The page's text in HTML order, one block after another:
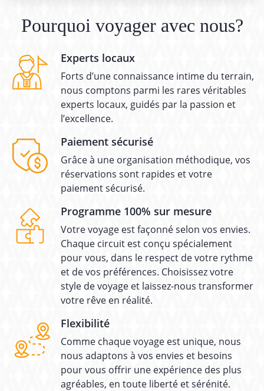
Pourquoi voyager avec nous?
Experts locaux
Forts d’une connaissance intime du terrain,
nous comptons parmi les rares véritables
experts locaux, guidés par la passion et
l’excellence.
Paiement sécurisé
Grâce à une organisation méthodique, vos
réservations sont rapides et votre
paiement sécurisé.
Programme 100% sur mesure
Votre voyage est façonné selon vos envies.
Chaque circuit est conçu spécialement
pour vous, dans le respect de votre rythme
et de vos préférences. Choisissez votre
style de voyage et laissez-nous transformer
votre rêve en réalité.
Flexibilité
Comme chaque voyage est unique, nous
nous adaptons à vos envies et besoins
pour vous offrir une expérience des plus
agréables, en toute liberté et sérénité.